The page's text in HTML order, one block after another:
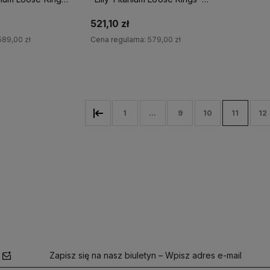
zł
521,10 zł
Cena regularna: 579,00 zł
1 ... 9 10 11 12
Zapisz się na nasz biuletyn – Wpisz adres e-mail